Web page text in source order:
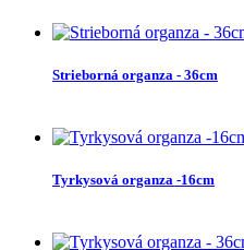
Strieborná organza - 36cm
Tyrkysová organza -16cm